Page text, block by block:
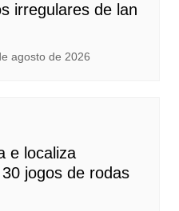
irregulares de lan
agosto de 2026
e localiza
jogos de rodas